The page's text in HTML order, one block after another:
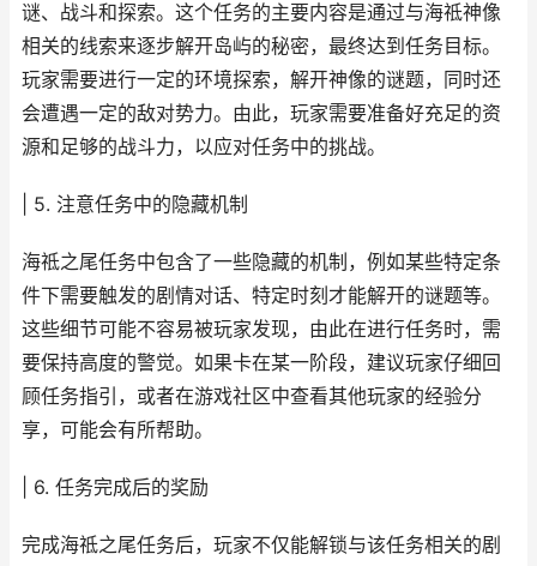
谜、战斗和探索。这个任务的主要内容是通过与海祗神像
相关的线索来逐步解开岛屿的秘密，最终达到任务目标。
玩家需要进行一定的环境探索，解开神像的谜题，同时还
会遭遇一定的敌对势力。由此，玩家需要准备好充足的资
源和足够的战斗力，以应对任务中的挑战。
| 5. 注意任务中的隐藏机制
海祗之尾任务中包含了一些隐藏的机制，例如某些特定条
件下需要触发的剧情对话、特定时刻才能解开的谜题等。
这些细节可能不容易被玩家发现，由此在进行任务时，需
要保持高度的警觉。如果卡在某一阶段，建议玩家仔细回
顾任务指引，或者在游戏社区中查看其他玩家的经验分
享，可能会有所帮助。
| 6. 任务完成后的奖励
完成海祗之尾任务后，玩家不仅能解锁与该任务相关的剧